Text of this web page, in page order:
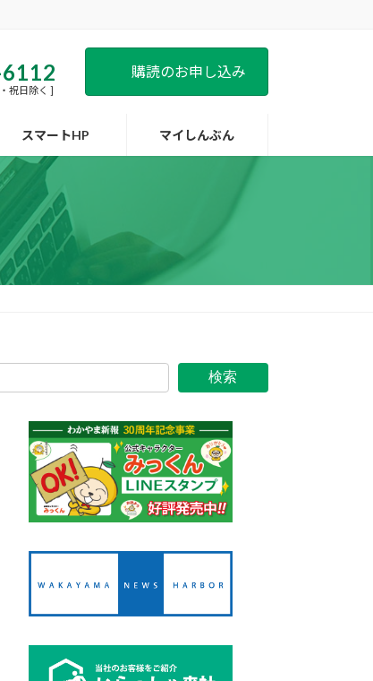
祝日除く ]
購読のお申し込み
スマートHP マイしんぶん
検索